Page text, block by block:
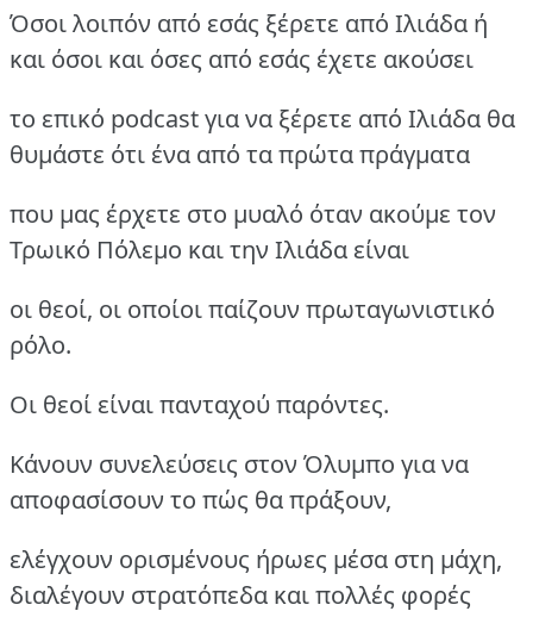
Όσοι λοιπόν από εσάς ξέρετε από Ιλιάδα ή
και όσοι και όσες από εσάς έχετε ακούσει
το επικό podcast για να ξέρετε από Ιλιάδα θα
θυμάστε ότι ένα από τα πρώτα πράγματα
που μας έρχετε στο μυαλό όταν ακούμε τον
Τρωικό Πόλεμο και την Ιλιάδα είναι
οι θεοί, οι οποίοι παίζουν πρωταγωνιστικό
ρόλο.
Οι θεοί είναι πανταχού παρόντες.
Κάνουν συνελεύσεις στον Όλυμπο για να
αποφασίσουν το πώς θα πράξουν,
ελέγχουν ορισμένους ήρωες μέσα στη μάχη,
διαλέγουν στρατόπεδα και πολλές φορές